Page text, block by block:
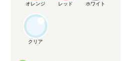
オレンジ レッド ホワイト
クリア